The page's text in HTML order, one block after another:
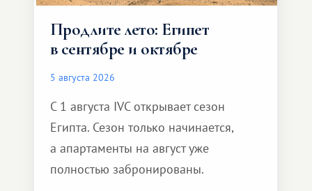
Продлите лето: Египет
в сентябре и октябре
5 августа 2026
С 1 августа IVC открывает сезон
Египта. Сезон только начинается,
а апартаменты на август уже
полностью забронированы.